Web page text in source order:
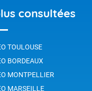
consultées
TOULOUSE
BORDEAUX
MONTPELLIER
MARSEILLE